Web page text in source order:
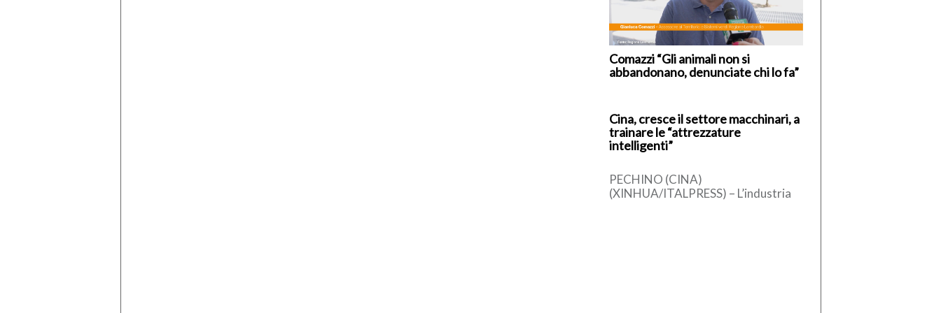
Comazzi “Gli animali non si
abbandonano, denunciate chi lo fa”
Cina, cresce il settore macchinari, a
trainare le “attrezzature
intelligenti”
PECHINO (CINA)
(XINHUA/ITALPRESS) – L’industria